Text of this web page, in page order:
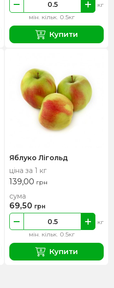
мін. кільк. 0.5кг
кг
Купити
Яблуко Лігольд
ціна за 1 кг
139,00 грн
мін. кільк. 0.5кг
кг
сума
69,50 грн
Купити